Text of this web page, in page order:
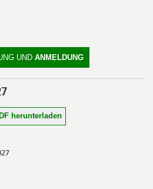
Gartenbesitzer glücklich werden.
UND ANMELDUNG
herunterladen
hegen und pflegen?
Ihnen vielfältige Kurse rund
Sie Wissen in einer